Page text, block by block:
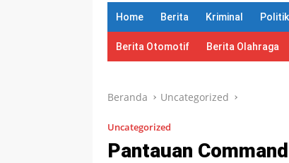
Home Berita Kriminal Politik
Berita Otomotif Berita Olahraga
Beranda Uncategorized
Uncategorized
Pantauan